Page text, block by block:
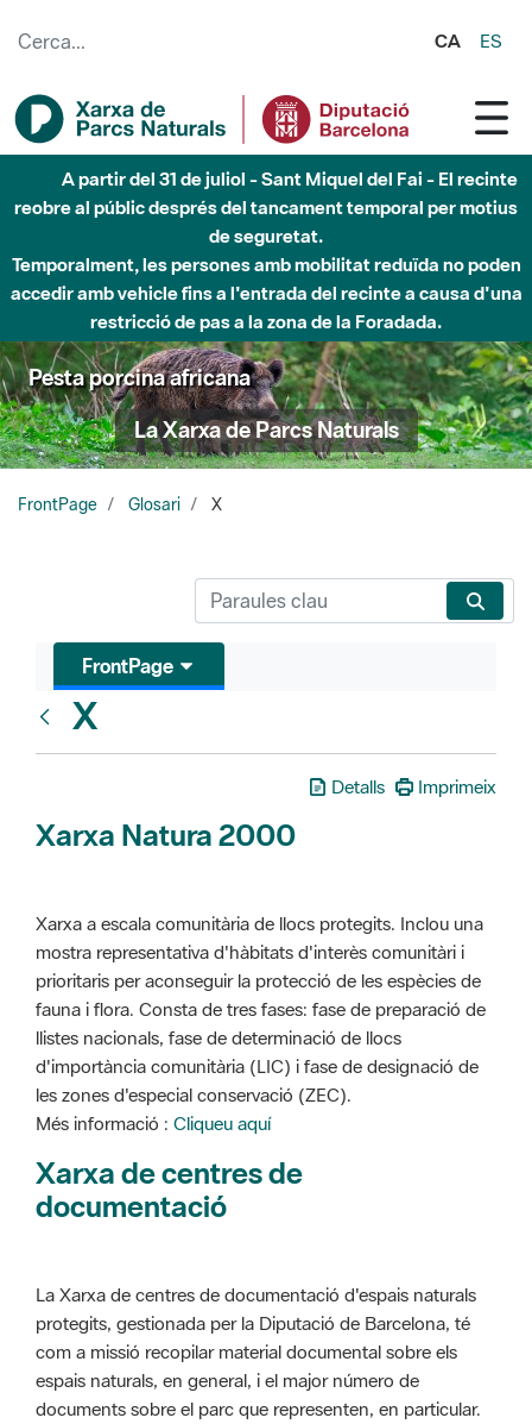
CA ES
A partir del 31 de juliol - Sant Miquel del Fai - El recinte
reobre al públic després del tancament temporal per motius
de seguretat.
Temporalment, les persones amb mobilitat reduïda no poden
accedir amb vehicle fins a l'entrada del recinte a causa d'una
restricció de pas a la zona de la Foradada.
Pesta porcina africana
La Xarxa de Parcs Naturals
FrontPage Glosari X
FrontPage
X
Detalls Imprimeix
Xarxa Natura 2000
Xarxa a escala comunitària de llocs protegits. Inclou una
mostra representativa d'hàbitats d'interès comunitàri i
prioritaris per aconseguir la protecció de les espècies de
fauna i flora. Consta de tres fases: fase de preparació de
llistes nacionals, fase de determinació de llocs
d'importància comunitària (LIC) i fase de designació de
les zones d'especial conservació (ZEC).
Més informació : Cliqueu aquí
Xarxa de centres de
documentació
La Xarxa de centres de documentació d'espais naturals
protegits, gestionada per la Diputació de Barcelona, té
com a missió recopilar material documental sobre els
espais naturals, en general, i el major número de
documents sobre el parc que representen, en particular.